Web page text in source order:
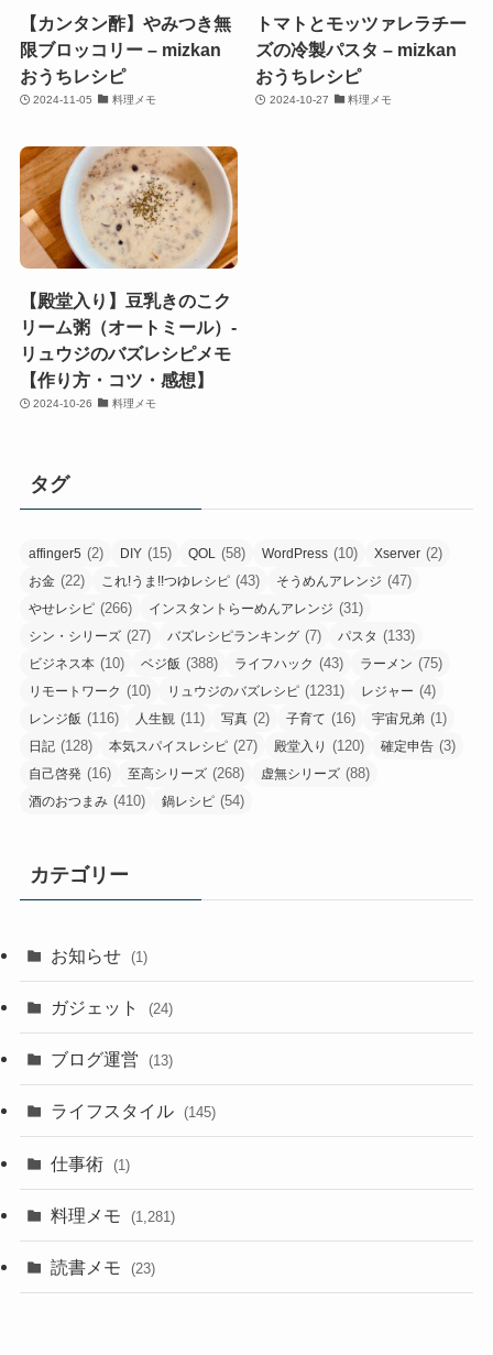
【カンタン酢】やみつき無
限ブロッコリー – mizkan
おうちレシピ
2024-11-05 料理メモ
トマトとモッツァレラチー
ズの冷製パスタ – mizkan
おうちレシピ
2024-10-27 料理メモ
【殿堂入り】豆乳きのこク
リーム粥（オートミール）-
リュウジのバズレシピメモ
【作り方・コツ・感想】
2024-10-26 料理メモ
タグ
affinger5 (2) DIY (15) QOL (58) WordPress (10) Xserver (2)
お金 (22) これ!うま!!つゆレシピ (43) そうめんアレンジ (47)
やせレシピ (266) インスタントらーめんアレンジ (31)
シン・シリーズ (27) バズレシピランキング (7) パスタ (133)
ビジネス本 (10) ベジ飯 (388) ライフハック (43) ラーメン (75)
リモートワーク (10) リュウジのバズレシピ (1231) レジャー (4)
レンジ飯 (116) 人生観 (11) 写真 (2) 子育て (16) 宇宙兄弟 (1)
日記 (128) 本気スパイスレシピ (27) 殿堂入り (120) 確定申告 (3)
自己啓発 (16) 至高シリーズ (268) 虚無シリーズ (88)
酒のおつまみ (410) 鍋レシピ (54)
カテゴリー
お知らせ (1)
ガジェット (24)
ブログ運営 (13)
ライフスタイル (145)
仕事術 (1)
料理メモ (1,281)
読書メモ (23)